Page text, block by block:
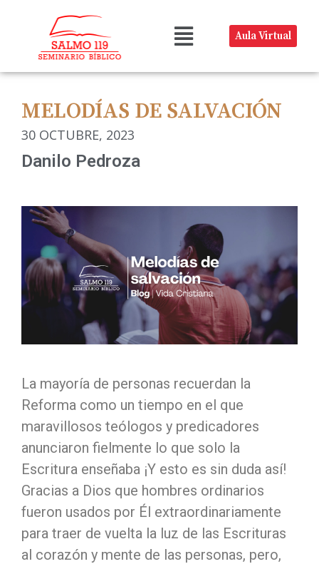
Aula Virtual
MELODÍAS DE SALVACIÓN
30 OCTUBRE, 2023
Danilo Pedroza
La mayoría de personas recuerdan la
Reforma como un tiempo en el que
maravillosos teólogos y predicadores
anunciaron fielmente lo que solo la
Escritura enseñaba ¡Y esto es sin duda así!
Gracias a Dios que hombres ordinarios
fueron usados por Él extraordinariamente
para traer de vuelta la luz de las Escrituras
al corazón y mente de las personas, pero,